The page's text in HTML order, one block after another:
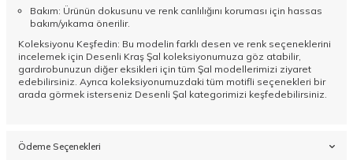
Bakım: Ürünün dokusunu ve renk canlılığını koruması için hassas
bakım/yıkama önerilir.
Koleksiyonu Keşfedin: Bu modelin farklı desen ve renk seçeneklerini
incelemek için Desenli Kraş Şal koleksiyonumuza göz atabilir,
gardırobunuzun diğer eksikleri için tüm Şal modellerimizi ziyaret
edebilirsiniz. Ayrıca koleksiyonumuzdaki tüm motifli seçenekleri bir
arada görmek isterseniz Desenli Şal kategorimizi keşfedebilirsiniz.
Ödeme Seçenekleri